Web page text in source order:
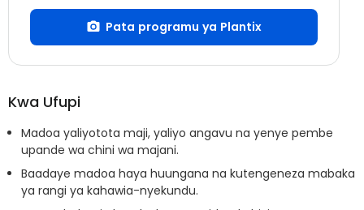
Pata programu ya Plantix
Kwa Ufupi
Madoa yaliyotota maji, yaliyo angavu na yenye pembe
upande wa chini wa majani.
Baadaye madoa haya huungana na kutengeneza mabaka
ya rangi ya kahawia-nyekundu.